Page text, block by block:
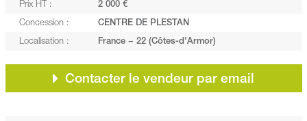
Prix HT : 2 000 €
Concession : CENTRE DE PLESTAN
Localisation : France − 22 (Côtes-d'Armor)
Contacter le vendeur par email